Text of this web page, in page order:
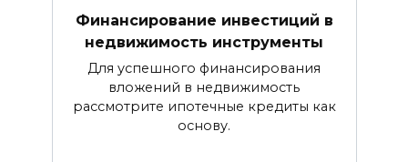
Финансирование инвестиций в
недвижимость инструменты
Для успешного финансирования
вложений в недвижимость
рассмотрите ипотечные кредиты как
основу.